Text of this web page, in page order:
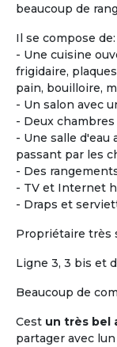
beaucoup de
Il se compose de:
- Une cuisine
frigidaire,
pain, bouilloire,
- Un salon avec
- Deux
- Une salle d'eau
passant par les
- Des
- TV et Internet
- Draps et
Propriétaire très
Ligne 3, 3 bis et
Beaucoup de
Cest un très bel
partager avec
Vivre